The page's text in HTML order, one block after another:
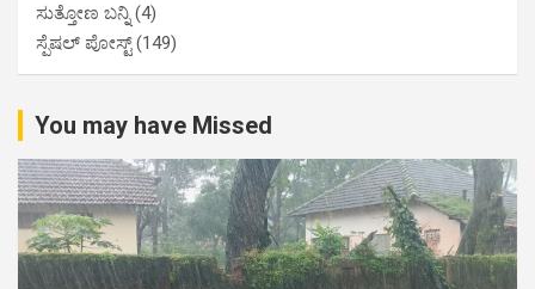
ಸುತ್ತೋಣ ಬನ್ನಿ(4)
ಸ್ಪೆಷಲ್ ಪೋಸ್ಟ್(149)
You may have Missed